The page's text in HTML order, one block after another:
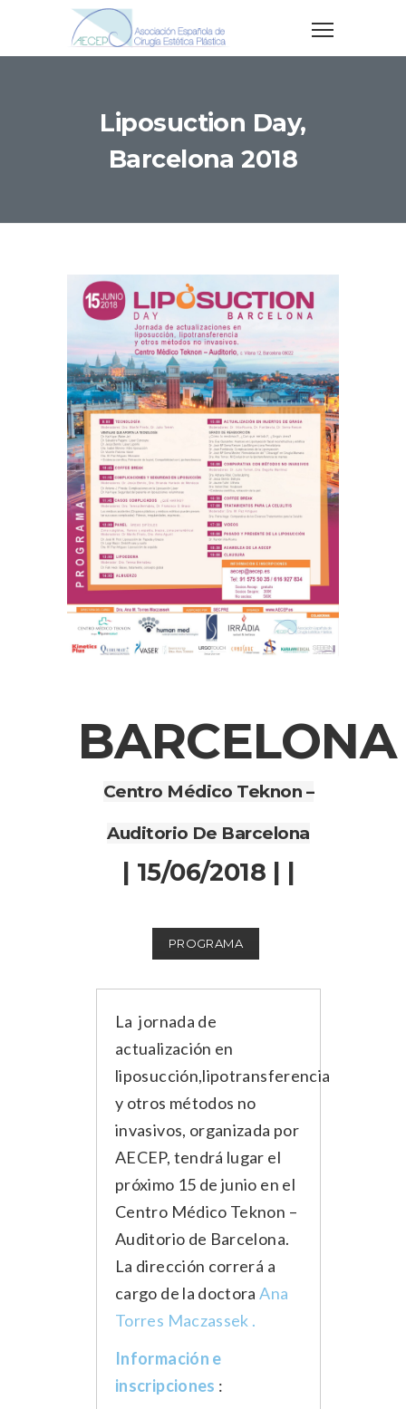
Liposuction Day,
Barcelona 2018
BARCELONA
Centro Médico Teknon –
Auditorio De Barcelona
| 15/06/2018 | |
PROGRAMA
La jornada de
actualización en
liposucción,lipotransferencia
y otros métodos no
invasivos, organizada por
AECEP, tendrá lugar el
próximo 15 de junio en el
Centro Médico Teknon –
Auditorio de Barcelona.
La dirección correrá a
cargo de la doctoraAna
Torres Maczassek .
Información e
inscripciones :